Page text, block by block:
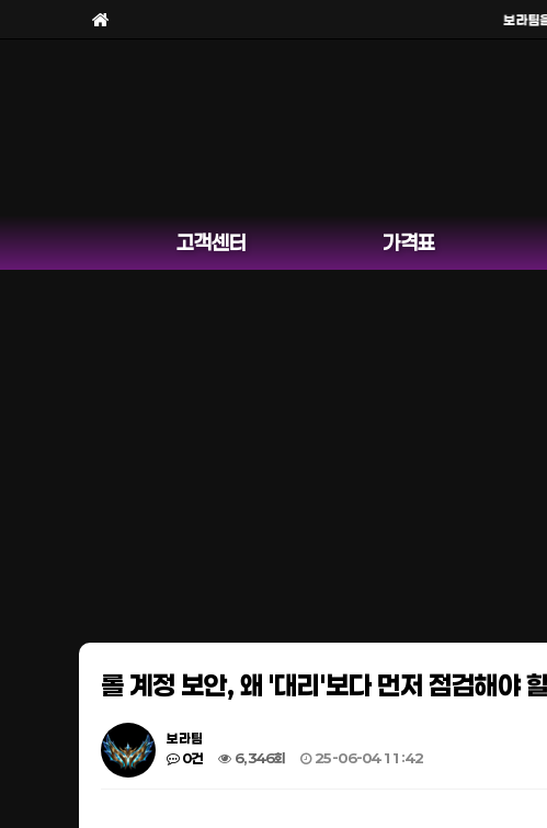
보라팀을사칭한
고객센터 가격표
롤 계정 보안, 왜 '대리'보다 먼저 점검해야
보라팀
0건
6,346회 25-06-04 11:42